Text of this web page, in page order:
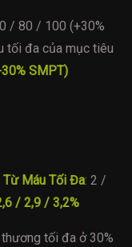
/ 80 / 100 (+30%
tối đa của mục tiêu
SMPT)
Từ Máu Tối Đa: 2 /
/ 2,9 / 3,2%
tối đa ở 30%